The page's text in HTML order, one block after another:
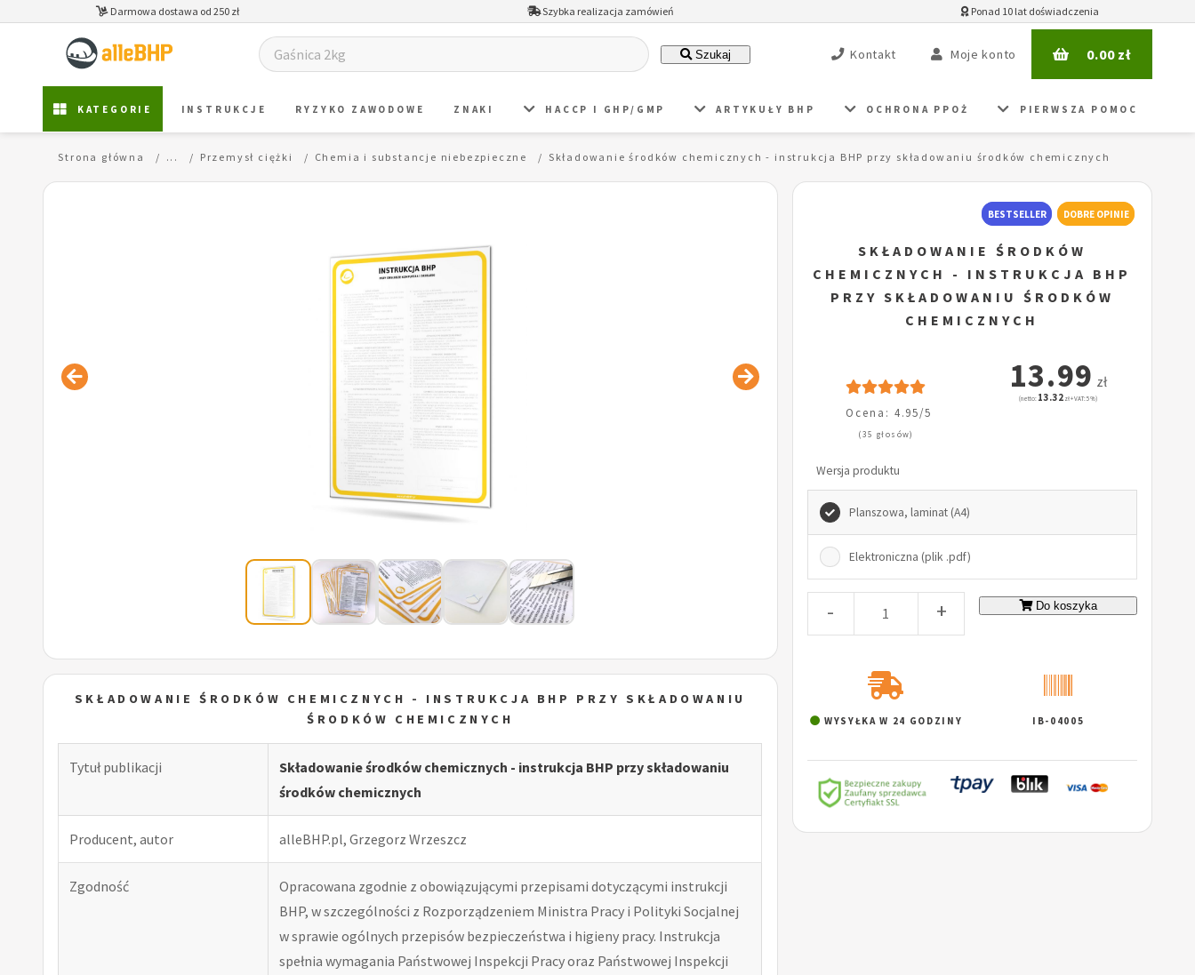
Darmowa dostawa od 250 zł Szybka realizacja zamówień Ponad 10 lat doświadczenia
Szukaj Kontakt Moje konto 0.00zł
KATEGORIE INSTRUKCJE RYZYKO ZAWODOWE ZNAKI HACCP I GHP/GMP ARTYKUŁY BHP OCHRONA PPOŻ PIERWSZA POMOC
Strona główna ... Przemysł ciężki Chemia i substancje niebezpieczne Składowanie środków chemicznych - instrukcja BHP przy składowaniu środków chemicznych
SKŁADOWANIE ŚRODKÓW CHEMICZNYCH - INSTRUKCJA BHP PRZY SKŁADOWANIU
ŚRODKÓW CHEMICZNYCH
Tytuł publikacji
Składowanie środków chemicznych - instrukcja BHP przy składowaniu
środków chemicznych
Producent, autor alleBHP.pl, Grzegorz Wrzeszcz
Zgodność
Opracowana zgodnie z obowiązującymi przepisami dotyczącymi instrukcji
BHP, w szczególności z Rozporządzeniem Ministra Pracy i Polityki Socjalnej
w sprawie ogólnych przepisów bezpieczeństwa i higieny pracy. Instrukcja
spełnia wymagania Państwowej Inspekcji Pracy oraz Państwowej Inspekcji
BESTSELLER DOBRE OPINIE
SKŁADOWANIE ŚRODKÓW
CHEMICZNYCH - INSTRUKCJA BHP
PRZY SKŁADOWANIU ŚRODKÓW
CHEMICZNYCH
Ocena: 4.95/5
(35 głosów)
13.99 zł
(netto: 13.32 zł + VAT: 5%)
Wersja produktu
Planszowa, laminat (A4)
Elektroniczna (plik .pdf)
- + Do koszyka
WYSYŁKA W 24 GODZINY IB-04005